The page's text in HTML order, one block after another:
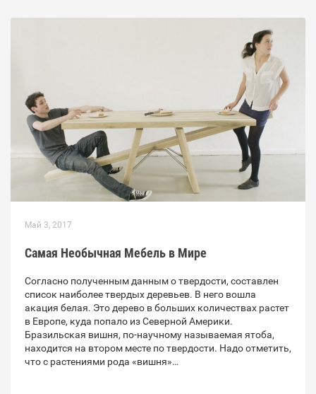
Май 3, 2017
Самая Необычная Мебель в Мире
Согласно полученным данным о твердости, составлен
список наиболее твердых деревьев. В него вошла
акация белая. Это дерево в больших количествах растет
в Европе, куда попало из Северной Америки.
Бразильская вишня, по-научному называемая ятоба,
находится на втором месте по твердости. Надо отметить,
что с растениями рода «вишня»…